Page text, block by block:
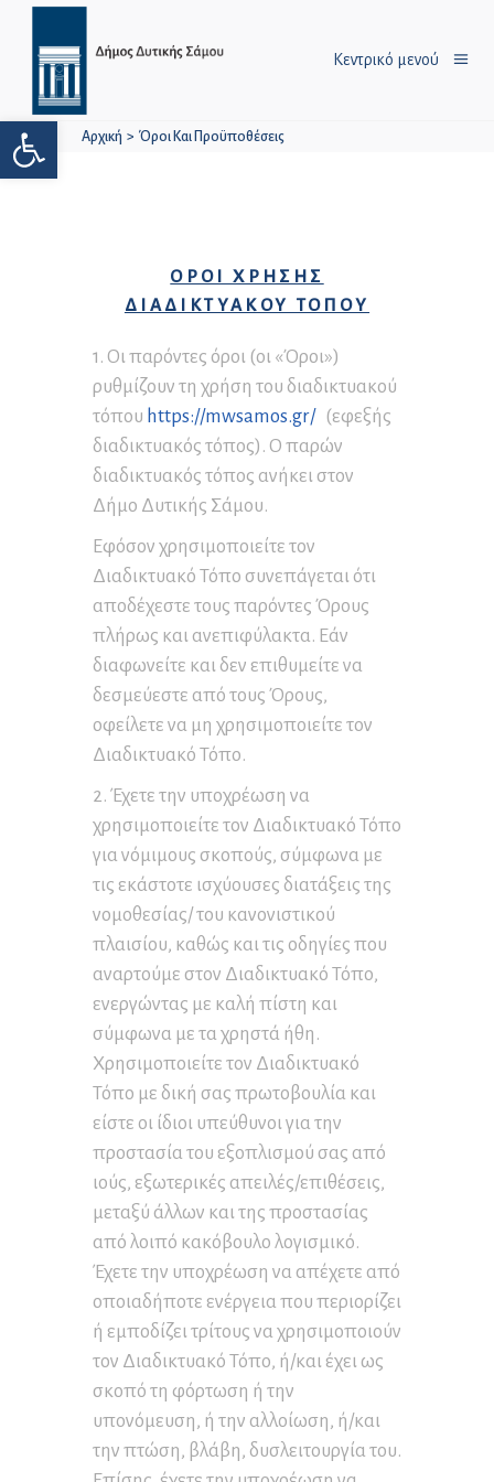
Ανοίξτε τη γραμμή εργαλείων
Κεντρικό μενού
Αρχική > Όροι Και Προϋποθέσεις
ΟΡΟΙ ΧΡΗΣΗΣ
ΔΙΑΔΙΚΤΥΑΚΟΥ ΤΟΠΟΥ
1. Οι παρόντες όροι (οι «Όροι»)
ρυθμίζουν τη χρήση του διαδικτυακού
τόπου https://mwsamos.gr/ (εφεξής
διαδικτυακός τόπος). Ο παρών
διαδικτυακός τόπος ανήκει στον
Δήμο Δυτικής Σάμου.
Εφόσον χρησιμοποιείτε τον
Διαδικτυακό Τόπο συνεπάγεται ότι
αποδέχεστε τους παρόντες Όρους
πλήρως και ανεπιφύλακτα. Εάν
διαφωνείτε και δεν επιθυμείτε να
δεσμεύεστε από τους Όρους,
οφείλετε να μη χρησιμοποιείτε τον
Διαδικτυακό Τόπο.
2. Έχετε την υποχρέωση να
χρησιμοποιείτε τον Διαδικτυακό Τόπο
για νόμιμους σκοπούς, σύμφωνα με
τις εκάστοτε ισχύουσες διατάξεις της
νομοθεσίας/ του κανονιστικού
πλαισίου, καθώς και τις οδηγίες που
αναρτούμε στον Διαδικτυακό Τόπο,
ενεργώντας με καλή πίστη και
σύμφωνα με τα χρηστά ήθη.
Χρησιμοποιείτε τον Διαδικτυακό
Τόπο με δική σας πρωτοβουλία και
είστε οι ίδιοι υπεύθυνοι για την
προστασία του εξοπλισμού σας από
ιούς, εξωτερικές απειλές/επιθέσεις,
μεταξύ άλλων και της προστασίας
από λοιπό κακόβουλο λογισμικό.
Έχετε την υποχρέωση να απέχετε από
οποιαδήποτε ενέργεια που περιορίζει
ή εμποδίζει τρίτους να χρησιμοποιούν
τον Διαδικτυακό Τόπο, ή/και έχει ως
σκοπό τη φόρτωση ή την
υπονόμευση, ή την αλλοίωση, ή/και
την πτώση, βλάβη, δυσλειτουργία του.